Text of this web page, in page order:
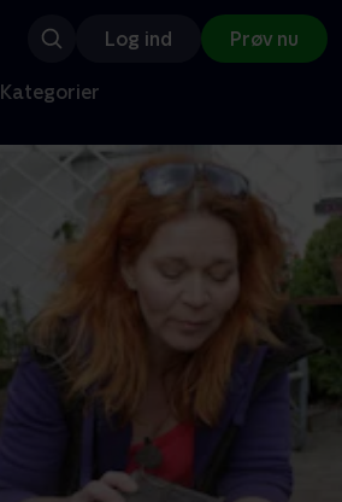
Log ind Prøv nu
Kategorier